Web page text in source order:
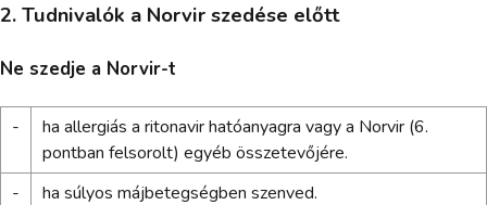
2. Tudnivalók a Norvir szedése előtt
Ne szedje a Norvir-t
-
ha allergiás a ritonavir hatóanyagra vagy a Norvir (6.
pontban felsorolt) egyéb összetevőjére.
-
ha súlyos májbetegségben szenved.